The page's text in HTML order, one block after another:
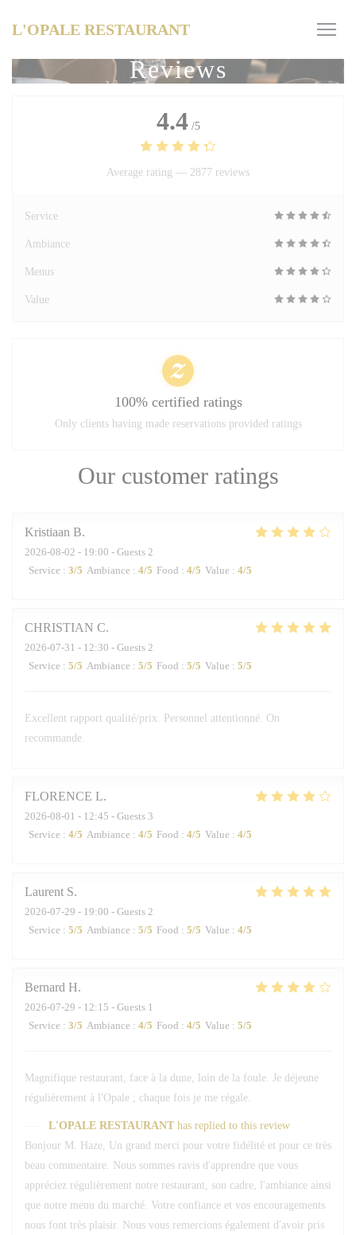
L'OPALE RESTAURANT
Reviews
Our customer ratings
Kristiaan B
2026-08-02 - 19:00 - Guests 2
Service : 3/5 Ambiance : 4/5 Food : 4/5 Value : 4/5
CHRISTIAN C
2026-07-31 - 12:30 - Guests 2
Service : 5/5 Ambiance : 5/5 Food : 5/5 Value : 5/5
Excellent rapport qualité/prix. Personnel attentionné. On
recommande.
FLORENCE L
2026-08-01 - 12:45 - Guests 3
Service : 4/5 Ambiance : 4/5 Food : 4/5 Value : 4/5
Laurent S
2026-07-29 - 19:00 - Guests 2
Service : 5/5 Ambiance : 5/5 Food : 5/5 Value : 4/5
Bernard H
2026-07-29 - 12:15 - Guests 1
Service : 3/5 Ambiance : 4/5 Food : 4/5 Value : 5/5
Magnifique restaurant, face à la dune, loin de la foule. Je déjeune
régulièrement à l'Opale ; chaque fois je me régale.
L'OPALE RESTAURANT has replied to this review
Bonjour M. Haze, Un grand merci pour votre fidélité et pour ce très
beau commentaire. Nous sommes ravis d'apprendre que vous
appréciez régulièrement notre restaurant, son cadre, l'ambiance ainsi
que notre menu du marché. Votre confiance et vos encouragements
nous font très plaisir. Nous vous remercions également d'avoir pris
4.4 /5
Average rating — 2877 reviews
Service
Ambiance
Menus
Value
100% certified ratings
Only clients having made reservations provided ratings